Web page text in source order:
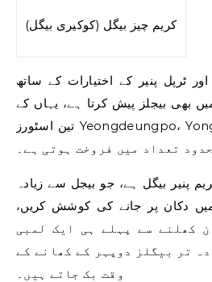
کریم چیز بیگل (کوکیری بیگل)
ٹرپل پنیر کے اختیارات کے ساتھ
بھی بیجلز پیش کرتا ہے، یہاں کے
تین اسٹورز Yeongdeungpo، Yongsan اور Seongsu میں
تعداد میں فروخت ہوتی ہے۔
پنیر بیگل ہے، جو بیجل سے زیادہ
دکان پر جانے کی کوشش کریں،
8 بجے دکان کھلنے سے پہلے ہی ایک لمبی
تر بیگلز دوپہر کے کھانے کے
وقت بک جاتے ہیں۔